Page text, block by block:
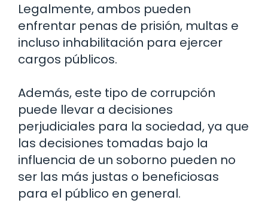
Legalmente, ambos pueden
enfrentar penas de prisión, multas e
incluso inhabilitación para ejercer
cargos públicos.
Además, este tipo de corrupción
puede llevar a decisiones
perjudiciales para la sociedad, ya que
las decisiones tomadas bajo la
influencia de un soborno pueden no
ser las más justas o beneficiosas
para el público en general.